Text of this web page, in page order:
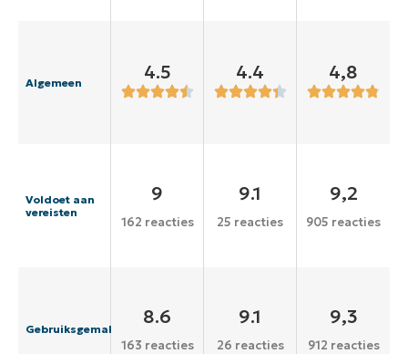
Algemeen 4.5 4.4 4,8
Voldoet aan
vereisten
9
162 reacties
9.1
25 reacties
9,2
905 reacties
Gebruiksgemak
8.6
163 reacties
9.1
26 reacties
9,3
912 reacties